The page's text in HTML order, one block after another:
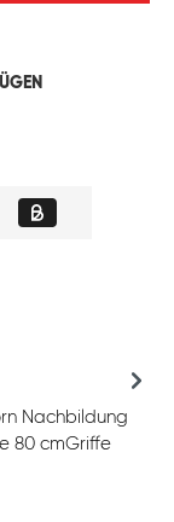
Nachbildung
80 cmGriffe